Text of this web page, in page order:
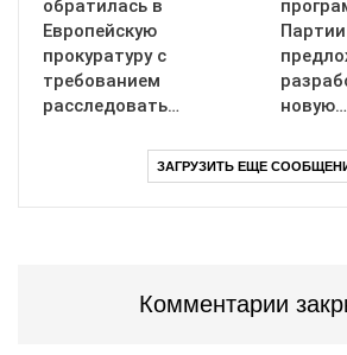
обратилась в
Европейскую
прокуратуру с
требованием
расследовать…
новую…
ЗАГРУЗИТЬ ЕЩЕ
Комментарии